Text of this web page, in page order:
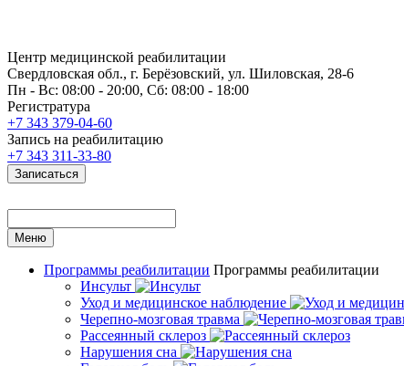
Центр медицинской реабилитации
Свердловская обл., г. Берёзовский, ул. Шиловская, 28-6
Пн - Вс: 08:00 - 20:00, Сб: 08:00 - 18:00
Регистратура
+7 343 379-04-60
Запись на реабилитацию
+7 343 311-33-80
Записаться
Меню
Программы реабилитации Программы реабилитации
Инсульт
Уход и медицинское наблюдение
Черепно-мозговая травма
Рассеянный склероз
Нарушения сна